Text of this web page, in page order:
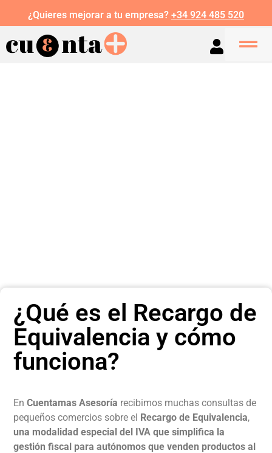
¿Quieres mejorar a tu empresa? +34 924 485 520
¿Qué es el Recargo de
Equivalencia y cómo
funciona?
EnCuentamas Asesoría recibimos muchas consultas de
pequeños comercios sobre el Recargo de Equivalencia,
una modalidad especial del IVA que simplifica la
gestión fiscal para autónomos que venden productos al